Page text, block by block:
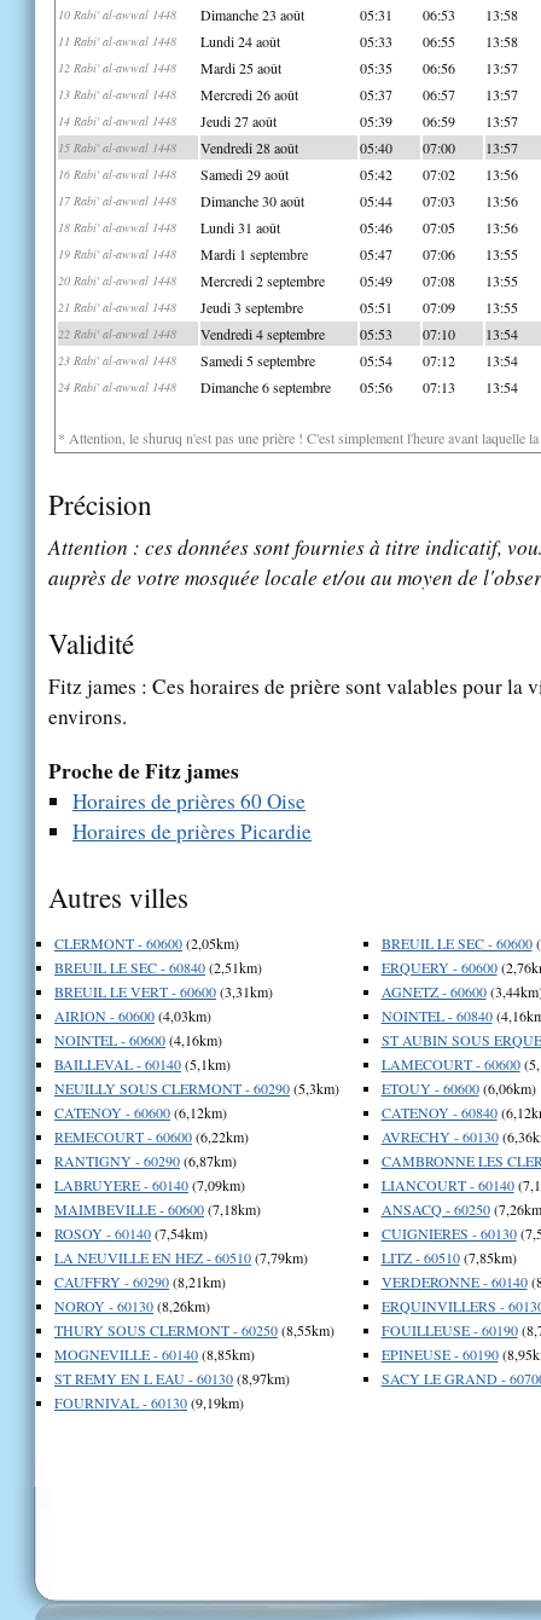
10 Rabi' al-awwal 1448 Dimanche 23 août 05:31 06:53 13:58
11 Rabi' al-awwal 1448 Lundi 24 août 05:33 06:55 13:58
12 Rabi' al-awwal 1448 Mardi 25 août 05:35 06:56 13:57
13 Rabi' al-awwal 1448 Mercredi 26 août 05:37 06:57 13:57
14 Rabi' al-awwal 1448 Jeudi 27 août 05:39 06:59 13:57
15 Rabi' al-awwal 1448 Vendredi 28 août 05:40 07:00 13:57
16 Rabi' al-awwal 1448 Samedi 29 août 05:42 07:02 13:56
17 Rabi' al-awwal 1448 Dimanche 30 août 05:44 07:03 13:56
18 Rabi' al-awwal 1448 Lundi 31 août 05:46 07:05 13:56
19 Rabi' al-awwal 1448 Mardi 1 septembre 05:47 07:06 13:55
20 Rabi' al-awwal 1448 Mercredi 2 septembre 05:49 07:08 13:55
21 Rabi' al-awwal 1448 Jeudi 3 septembre 05:51 07:09 13:55
22 Rabi' al-awwal 1448 Vendredi 4 septembre 05:53 07:10 13:54
23 Rabi' al-awwal 1448 Samedi 5 septembre 05:54 07:12 13:54
24 Rabi' al-awwal 1448 Dimanche 6 septembre 05:56 07:13 13:54
* Attention, le shuruq n'est pas une prière ! C'est simplement l'heure avant laquelle
Précision
Attention : ces données sont fournies à titre indicatif,
auprès de votre mosquée locale et/ou au moyen de
Validité
Fitz james : Ces horaires de prière sont valables pour la
environs.
Proche de Fitz james
Horaires de prières 60 Oise
Horaires de prières Picardie
Autres villes
CLERMONT - 60600(2,05km)
BREUIL LE SEC - 60840(2,51km)
BREUIL LE VERT - 60600(3,31km)
AIRION - 60600(4,03km)
NOINTEL - 60600(4,16km)
BAILLEVAL - 60140(5,1km)
NEUILLY SOUS CLERMONT - 60290(5,3km)
CATENOY - 60600(6,12km)
REMECOURT - 60600(6,22km)
RANTIGNY - 60290(6,87km)
LABRUYERE - 60140(7,09km)
MAIMBEVILLE - 60600(7,18km)
ROSOY - 60140(7,54km)
LA NEUVILLE EN HEZ - 60510(7,79km)
CAUFFRY - 60290(8,21km)
NOROY - 60130(8,26km)
THURY SOUS CLERMONT - 60250(8,55km)
MOGNEVILLE - 60140(8,85km)
ST REMY EN L EAU - 60130(8,97km)
FOURNIVAL - 60130(9,19km)
BREUIL LE SEC - 60600
ERQUERY - 60600
AGNETZ - 60600
NOINTEL - 60840
ST AUBIN SOUS
LAMECOURT - 60600
ETOUY - 60600(6,06km)
CATENOY - 60840
AVRECHY - 60130
CAMBRONNE LES
LIANCOURT - 60140
ANSACQ - 60250
CUIGNIERES - 60130
LITZ - 60510(7,85km)
VERDERONNE - 60140
ERQUINVILLERS -
FOUILLEUSE - 60190
EPINEUSE - 60190
SACY LE GRAND -